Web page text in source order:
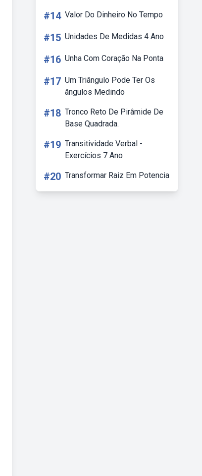
#14 Valor Do Dinheiro No Tempo
#15 Unidades De Medidas 4 Ano
#16 Unha Com Coração Na Ponta
#17 Um Triângulo Pode Ter Os
ângulos Medindo
#18 Tronco Reto De Pirâmide De
Base Quadrada.
#19 Transitividade Verbal -
Exercícios 7 Ano
#20 Transformar Raiz Em Potencia